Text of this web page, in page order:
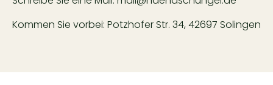
Kommen Sie vorbei: Potzhofer Str. 34, 42697 Solingen